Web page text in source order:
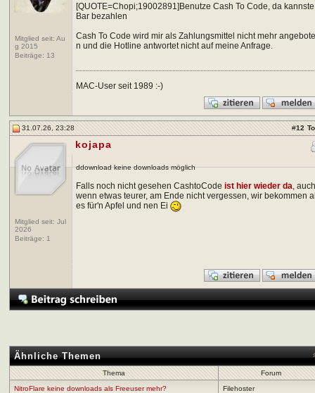
Mitglied seit: Au
g 2015
Beiträge: 13
[QUOTE=Chopi;19002891]Benutze Cash To Code, da kannste
Bar bezahlen
Cash To Code wird mir als Zahlungsmittel nicht mehr
n und die Hotline antwortet nicht auf meine Anfrage.
MAC-User seit 1989 :-)
31.07.26, 23:28 #12
Mitglied seit: Jul
2026
Beiträge: 1
kojapa
ddownload keine downloads möglich
Falls noch nicht gesehen CashtoCodeist hier wieder da ,
wenn etwas teurer, am Ende nicht vergessen, wir bekommen
es für'n Apfel und nen Ei
Ähnliche Themen
Thema
Forum
NitroFlare keine downloads als Freeuser mehr?
Filehoster